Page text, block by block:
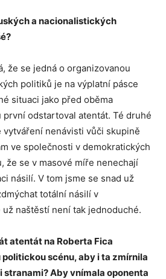
a nacionalistických
že se jedná o organizovanou
politiků je na výplatní pásce
situaci jako před oběma
první odstartoval atentát. Té druhé
nenávisti vůči skupině
ve společnosti v demokratických
že se v masové míře nenechají
násilí. V tom jsme se snad už
totální násilí v
naštěstí není tak jednoduché.
atentát na Roberta Fica
scénu, aby i ta zmírnila
Aby vnímala oponenta